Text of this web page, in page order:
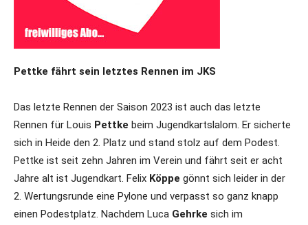
Pettke fährt sein letztes Rennen im JKS
Das letzte Rennen der Saison 2023 ist auch das letzte
Rennen für Louis Pettke beim Jugendkartslalom. Er sicherte
sich in Heide den 2. Platz und stand stolz auf dem Podest.
Pettke ist seit zehn Jahren im Verein und fährt seit er acht
Jahre alt ist Jugendkart. Felix Köppe gönnt sich leider in der
2. Wertungsrunde eine Pylone und verpasst so ganz knapp
einen Podestplatz. Nachdem Luca Gehrke sich im